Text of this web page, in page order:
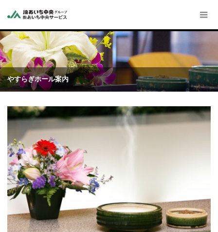
やすらぎホール案内